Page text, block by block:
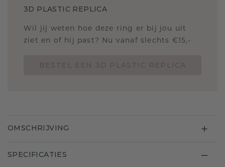
3D PLASTIC REPLICA
Wil jij weten hoe deze ring er bij jou uit
ziet en of hij past? Nu vanaf slechts €15,-
OMSCHRIJVING
SPECIFICATIES